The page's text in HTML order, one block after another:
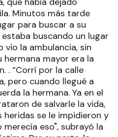
Minutos más tarde
para buscar a su
buscando un lugar
la ambulancia, sin
mayor era la
. “Corrí por la calle
pero cuando llegué a
la hermana. Ya en el
de salvarle la vida,
heridas se le impidieron y
eso", subrayó la